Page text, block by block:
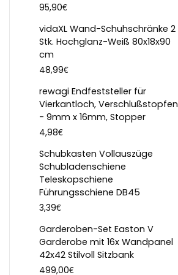
95,90€
vidaXL Wand-Schuhschränke 2
Stk. Hochglanz-Weiß 80x18x90
cm
48,99€
rewagi Endfeststeller für
Vierkantloch, Verschlußstopfen
- 9mm x 16mm, Stopper
4,98€
Schubkasten Vollauszüge
Schubladenschiene
Teleskopschiene
Führungsschiene DB45
3,39€
Garderoben-Set Easton V
Garderobe mit 16x Wandpanel
42x42 Stilvoll Sitzbank
499,00€